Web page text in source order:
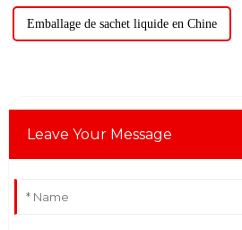
Emballage de sachet liquide en Chine
Leave Your Message